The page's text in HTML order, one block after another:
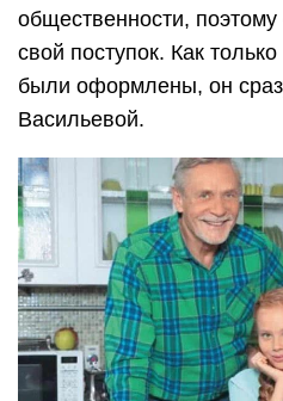
общественности,
свой поступок. Как
были оформлены, он
Васильевой.